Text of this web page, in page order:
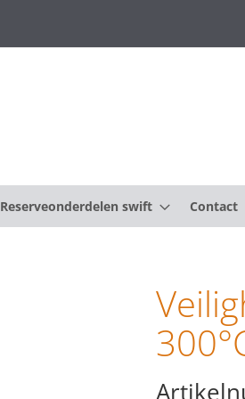
Reserveonderdelen swift Contact